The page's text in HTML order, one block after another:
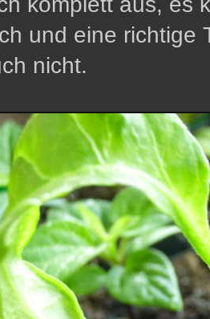
und eine richtige
nicht.